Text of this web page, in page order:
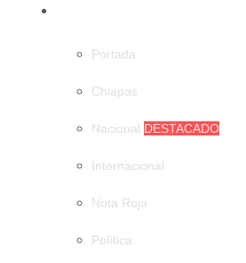
Portada
Chiapas
Nacional DESTACADO
Internacional
Nota Roja
Política